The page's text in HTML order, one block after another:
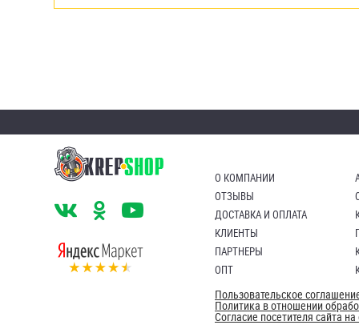
О КОМПАНИИ
ОТЗЫВЫ
ДОСТАВКА И ОПЛАТА
КЛИЕНТЫ
ПАРТНЕРЫ
ОПТ
Пользовательское
Политика в отношении
Согласие посетителя сайта